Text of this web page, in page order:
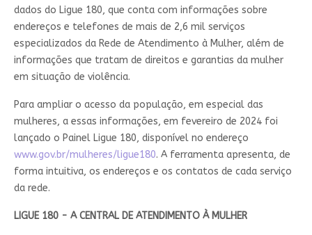
dados do Ligue 180, que conta com informações sobre
endereços e telefones de mais de 2,6 mil serviços
especializados da Rede de Atendimento à Mulher, além de
informações que tratam de direitos e garantias da mulher
em situação de violência.
Para ampliar o acesso da população, em especial das
mulheres, a essas informações, em fevereiro de 2024 foi
lançado o Painel Ligue 180, disponível no endereço
www.gov.br/mulheres/ligue180. A ferramenta apresenta, de
forma intuitiva, os endereços e os contatos de cada serviço
da rede.
LIGUE 180 - A CENTRAL DE ATENDIMENTO À MULHER